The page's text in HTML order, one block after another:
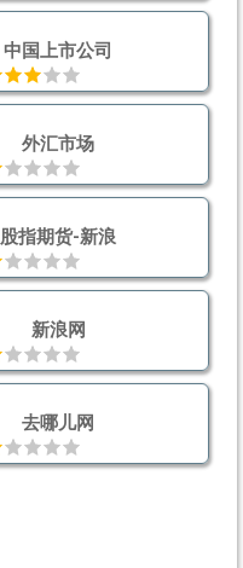
中国上市公司
外汇市场
股指期货-新浪
新浪网
去哪儿网